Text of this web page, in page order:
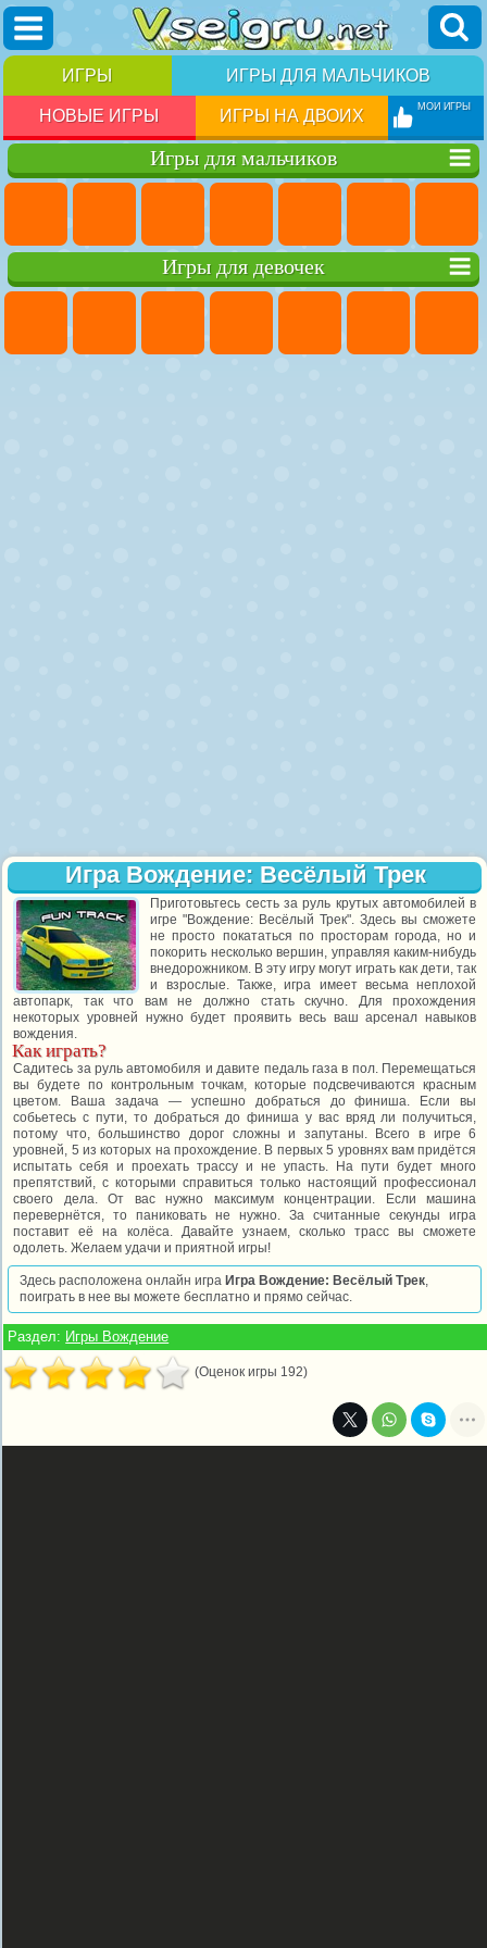
ИГРЫ ИГРЫ ДЛЯ МАЛЬЧИКОВ
НОВЫЕ ИГРЫ ИГРЫ НА ДВОИХ МОИ ИГРЫ
Игры для мальчиков
Игры для девочек
Игра Вождение: Весёлый Трек
Приготовьтесь сесть за руль крутых автомобилей в
игре "Вождение: Весёлый Трек". Здесь вы сможете
не просто покататься по просторам города, но и
покорить несколько вершин, управляя каким-нибудь
внедорожником. В эту игру могут играть как дети, так
и взрослые. Также, игра имеет весьма неплохой
автопарк, так что вам не должно стать скучно. Для прохождения
некоторых уровней нужно будет проявить весь ваш арсенал навыков
вождения.
Как играть?
Садитесь за руль автомобиля и давите педаль газа в пол. Перемещаться
вы будете по контрольным точкам, которые подсвечиваются красным
цветом. Ваша задача — успешно добраться до финиша. Если вы
собьетесь с пути, то добраться до финиша у вас вряд ли получиться,
потому что, большинство дорог сложны и запутаны. Всего в игре 6
уровней, 5 из которых на прохождение. В первых 5 уровнях вам придётся
испытать себя и проехать трассу и не упасть. На пути будет много
препятствий, с которыми справиться только настоящий профессионал
своего дела. От вас нужно максимум концентрации. Если машина
перевернётся, то паниковать не нужно. За считанные секунды игра
поставит её на колёса. Давайте узнаем, сколько трасс вы сможете
одолеть. Желаем удачи и приятной игры!
Здесь расположена онлайн игра Игра Вождение: Весёлый Трек,
поиграть в нее вы можете бесплатно и прямо сейчас.
Раздел: Игры Вождение
(Оценок игры 192)